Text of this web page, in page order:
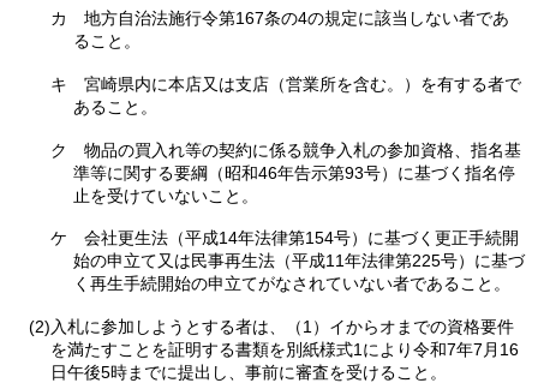
カ 地方自治法施行令第167条の4の規定に該当しない者であ
ること。
キ 宮崎県内に本店又は支店（営業所を含む。）を有する者で
あること。
ク 物品の買入れ等の契約に係る競争入札の参加資格、指名基
準等に関する要綱（昭和46年告示第93号）に基づく指名停
止を受けていないこと。
ケ 会社更生法（平成14年法律第154号）に基づく更正手続開
始の申立て又は民事再生法（平成11年法律第225号）に基づ
く再生手続開始の申立てがなされていない者であること。
(2)入札に参加しようとする者は、（1）イからオまでの資格要件
を満たすことを証明する書類を別紙様式1により令和7年7月16
日午後5時までに提出し、事前に審査を受けること。